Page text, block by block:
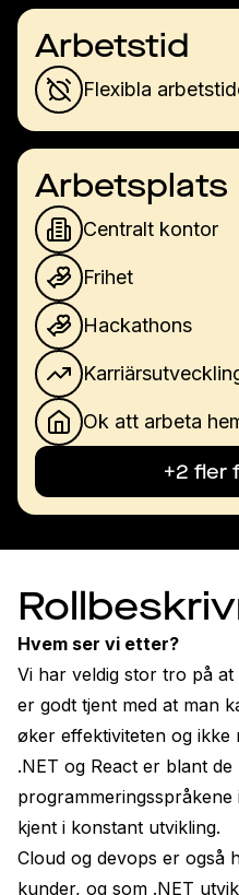
Arbetstid
Flexibla
Arbetsplats
Centralt kontor
Frihet
Hackathons
Ok att arbeta
+2 fler
Hvem ser vi etter?
Vi har veldig stor tro på
er godt tjent med at man
øker effektiviteten og ikke
.NET og React er blant
kjent i konstant utvikling.
Cloud og devops er også
kunder, og som .NET